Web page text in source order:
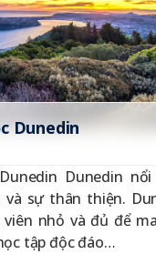
Dunedin
Dunedin
và sự thân thiện.
viên nhỏ và đủ để
tập độc đáo…